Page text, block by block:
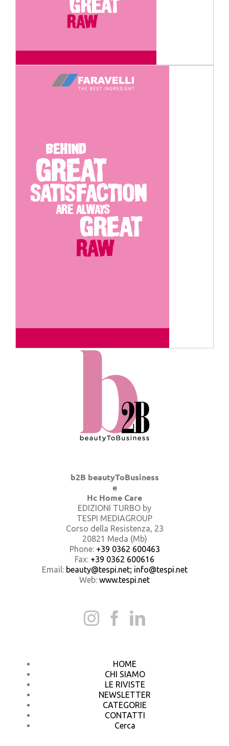
b2B beautyToBusiness
e
Hc Home Care
EDIZIONI TURBO by
TESPI MEDIAGROUP
Corso della Resistenza, 23
20821 Meda (Mb)
Phone: +39 0362 600463
Fax: +39 0362 600616
Email: beauty@tespi.net; info@tespi.net
Web: www.tespi.net
HOME
CHI SIAMO
LE RIVISTE
NEWSLETTER
CATEGORIE
CONTATTI
Cerca